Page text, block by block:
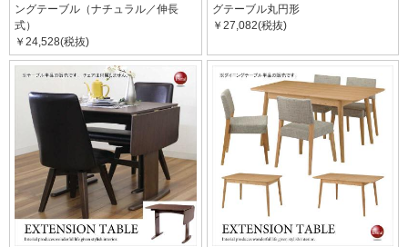
ングテーブル（ナチュラル／伸長
式）
￥24,528(税抜)
グテーブル丸円形
￥27,082(税抜)